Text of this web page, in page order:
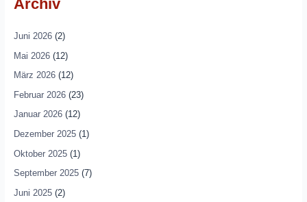
Archiv
Juni 2026(2)
Mai 2026(12)
März 2026(12)
Februar 2026(23)
Januar 2026(12)
Dezember 2025(1)
Oktober 2025(1)
September 2025(7)
Juni 2025(2)